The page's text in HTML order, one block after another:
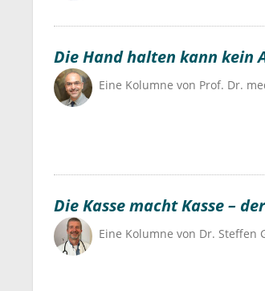
Die Hand halten kann kein
Eine Kolumne von Prof. Dr.
Die Kasse macht Kasse –
Eine Kolumne von Dr. Steffen